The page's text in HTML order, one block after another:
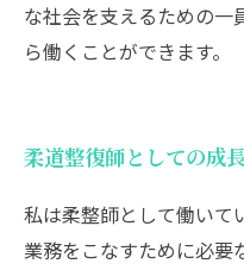
な社会を支えるための一
ら働くことができます。
柔道整復師としての成
私は柔整師として働いて
業務をこなすために必要